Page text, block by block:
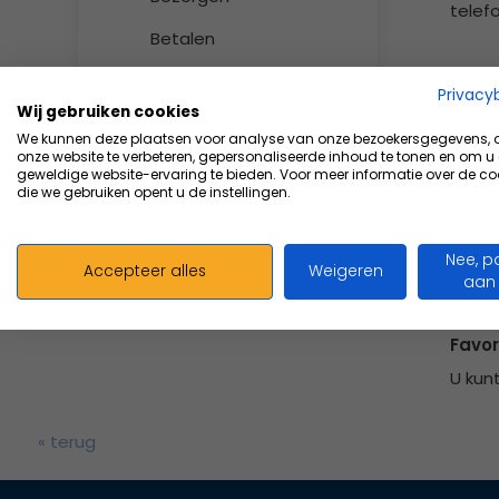
Betalen
Algemene
voorwaarden
Privacy verklaring
Medical Device
Regulation
Alle
U
Het
U
« terug
Wij gebruiken cookies
We kunnen deze plaatsen voor analyse van onze bezoekersgegevens,
onze website te verbeteren, gepersonaliseerde inhoud te tonen en om u
geweldige website-ervaring te bieden. Voor meer informatie over de
die we gebruiken opent u de instellingen.
Accepteer alles Weigeren
Nee,
aan